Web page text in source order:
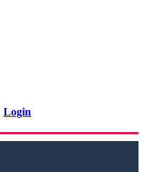
Login